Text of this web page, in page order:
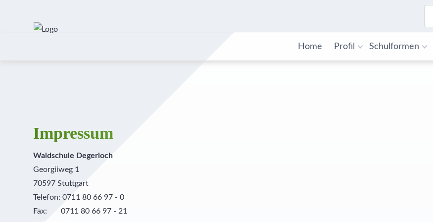
Home Profil Schulformen
Impressum
Waldschule Degerloch
Georgiiweg 1
70597 Stuttgart
Telefon: 0711 80 66 97 - 0
Fax: 0711 80 66 97 - 21